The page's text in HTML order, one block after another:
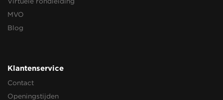
Virtuele rondleiding
MVO
Blog
Klantenservice
Contact
Openingstijden